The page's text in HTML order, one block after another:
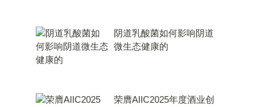
​阴道乳酸菌如何影响阴道
微生态健康的
荣膺AIIC2025年度酒业创